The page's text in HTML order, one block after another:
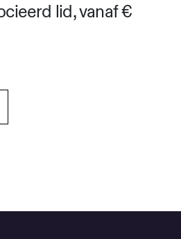
lid, vanaf €